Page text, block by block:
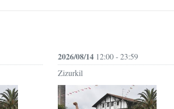
2026/08/1412:00 - 23:59
Zizurkil